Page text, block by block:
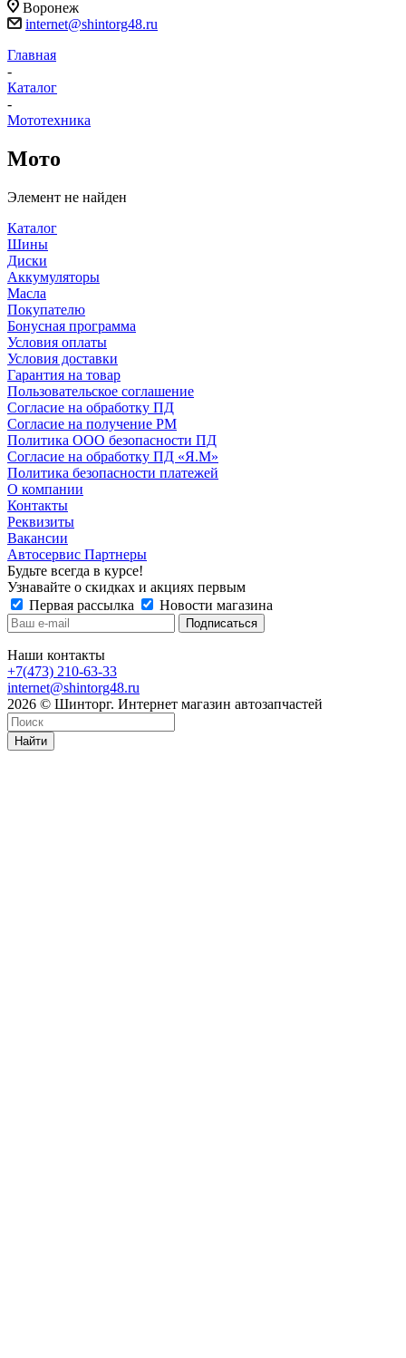
Воронеж
internet@shintorg48.ru
Главная
-
Каталог
-
Мототехника
Мото
Элемент не найден
Каталог
Шины
Диски
Аккумуляторы
Масла
Покупателю
Бонусная программа
Условия оплаты
Условия доставки
Гарантия на товар
Пользовательское соглашение
Согласие на обработку ПД
Согласие на получение РМ
Политика ООО безопасности ПД
Согласие на обработку ПД «Я.М»
Политика безопасности платежей
О компании
Контакты
Реквизиты
Вакансии
Автосервис Партнеры
Будьте всегда в курсе!
Узнавайте о скидках и акциях первым
Первая рассылка
Новости магазина
Наши контакты
+7(473) 210-63-33
internet@shintorg48.ru
2026 © Шинторг. Интернет магазин автозапчастей
Найти